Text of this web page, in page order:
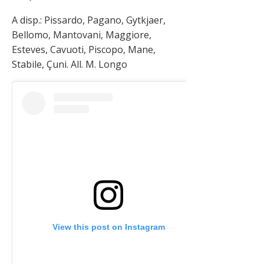
A disp.: Pissardo, Pagano, Gytkjaer,
Bellomo, Mantovani, Maggiore,
Esteves, Cavuoti, Piscopo, Mane,
Stabile, Çuni. All. M. Longo
View this post on Instagram